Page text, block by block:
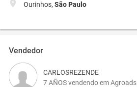
Ourinhos, São Paulo
Vendedor
CARLOSREZENDE
7 AÑOS vendendo em Agroads